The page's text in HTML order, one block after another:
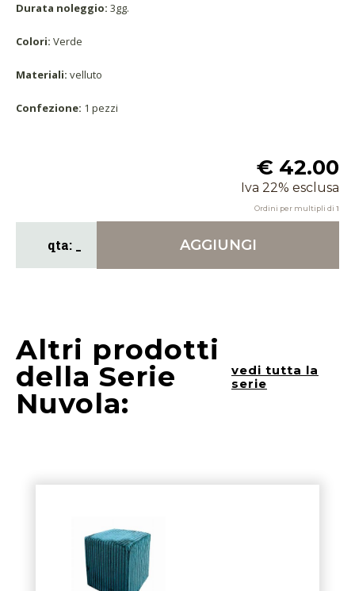
Durata noleggio: 3gg.
Colori: Verde
Materiali: velluto
Confezione: 1 pezzi
€ 42.00
Iva 22% esclusa
Ordini per multipli di 1
AGGIUNGI
Altri prodotti
della Serie
Nuvola:
vedi tutta la
serie